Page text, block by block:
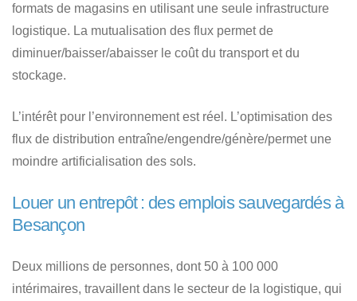
formats de magasins en utilisant une seule infrastructure
logistique. La mutualisation des flux permet de
diminuer/baisser/abaisser le coût du transport et du
stockage.
L’intérêt pour l’environnement est réel. L’optimisation des
flux de distribution entraîne/engendre/génère/permet une
moindre artificialisation des sols.
Louer un entrepôt : des emplois sauvegardés à
Besançon
Deux millions de personnes, dont 50 à 100 000
intérimaires, travaillent dans le secteur de la logistique, qui